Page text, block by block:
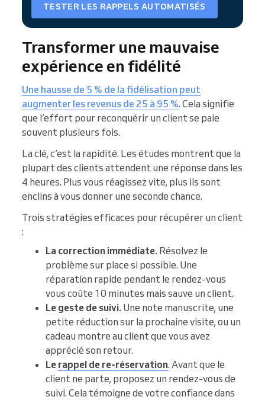
TESTER LES RAPPELS AUTOMATISÉS
Transformer une mauvaise
expérience en fidélité
Une hausse de 5 % de la fidélisation peut
augmenter les revenus de 25 à 95 %. Cela signifie
que l’effort pour reconquérir un client se paie
souvent plusieurs fois.
La clé, c’est la rapidité. Les études montrent que la
plupart des clients attendent une réponse dans les
4 heures. Plus vous réagissez vite, plus ils sont
enclins à vous donner une seconde chance.
Trois stratégies efficaces pour récupérer un client
:
La correction immédiate. Résolvez le
problème sur place si possible. Une
réparation rapide pendant le rendez-vous
vous coûte 10 minutes mais sauve un client.
Le geste de suivi. Une note manuscrite, une
petite réduction sur la prochaine visite, ou un
cadeau montre au client que vous avez
apprécié son retour.
Le rappel de re-réservation. Avant que le
client ne parte, proposez un rendez-vous de
suivi. Cela témoigne de votre confiance dans